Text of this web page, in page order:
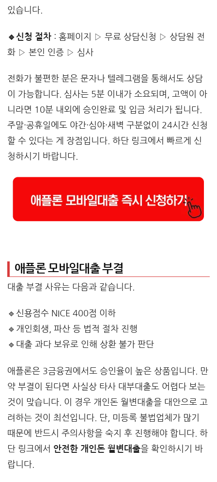
있습니다.
🔹신청 절차 : 홈페이지 ▷ 무료 상담신청 ▷ 상담원 전
화 ▷ 본인 인증 ▷ 심사
전화가 불편한 분은 문자나 텔레그램을 통해서도 상담
이 가능합니다. 심사는 5분 이내가 소요되며, 고액이 아
니라면 10분 내외에 승인완료 및 입금 처리가 됩니다.
주말·공휴일에도 야간·심야·새벽 구분없이 24시간 신청
할 수 있다는 게 장점입니다. 하단 링크에서 빠르게 신
청하시기 바랍니다.
애플론 모바일대출 부결
대출 부결 사유는 다음과 같습니다.
🔹신용점수 NICE 400점 이하
🔹개인회생, 파산 등 법적 절차 진행
🔹대출 과다 보유로 인해 상환 불가 판단
애플론은 3금융권에서도 승인율이 높은 상품입니다. 만
약 부결이 된다면 사실상 타사 대부대출도 어렵다 보는
것이 맞습니다. 이 경우 개인돈 월변대출을 대안으로 고
려하는 것이 최선입니다. 단, 미등록 불법업체가 많기
때문에 반드시 주의사항을 숙지 후 진행해야 합니다. 하
단 링크에서 안전한 개인돈 월변대출을 확인하시기 바
랍니다.